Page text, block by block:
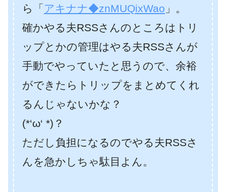
ら「 アキナナ◆znMUQixWao 」。
確かやる夫RSSさんのところはトリ
ップとかの管理はやる夫RSSさんが
手動でやっていたと思うので、余裕
ができたらトリップをまとめてくれ
るんじゃないかな？
(*‘ω‘ *)？
ただし負担になるのでやる夫RSSさ
んを急かしちゃ駄目よん。